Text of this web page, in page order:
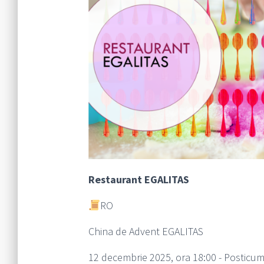
Restaurant EGALITAS
RO
China de Advent EGALITAS
12 decembrie 2025, ora 18:00 - Posticum